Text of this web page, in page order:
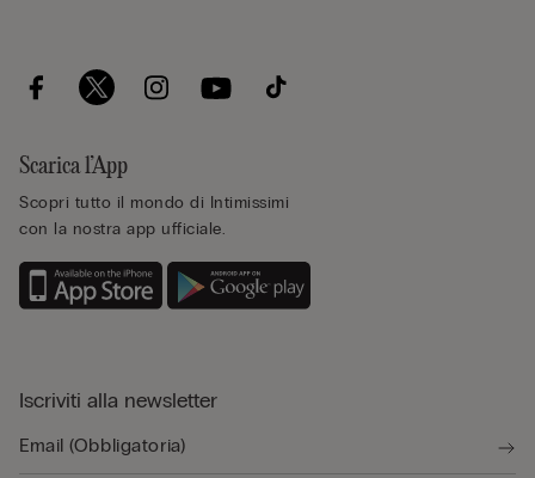
Scarica l’App
Scopri tutto il mondo di Intimissimi
con la nostra app ufficiale.
Iscriviti alla newsletter